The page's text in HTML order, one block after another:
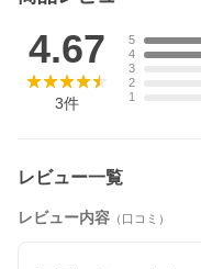
4.67
3件
5
4
3
2
1
レビュー一覧
レビュー内容 （口コミ）